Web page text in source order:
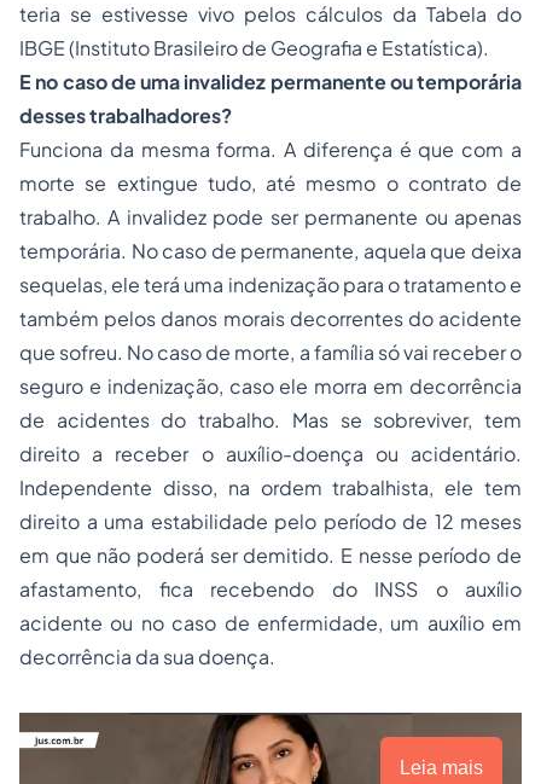
teria se estivesse vivo pelos cálculos da Tabela do
IBGE (Instituto Brasileiro de Geografia e Estatística).
E no caso de uma invalidez permanente ou temporária
desses trabalhadores?
Funciona da mesma forma. A diferença é que com a
morte se extingue tudo, até mesmo o contrato de
trabalho. A invalidez pode ser permanente ou apenas
temporária. No caso de permanente, aquela que deixa
sequelas, ele terá uma indenização para o tratamento e
também pelos danos morais decorrentes do acidente
que sofreu. No caso de morte, a família só vai receber o
seguro e indenização, caso ele morra em decorrência
de acidentes do trabalho. Mas se sobreviver, tem
direito a receber o auxílio-doença ou acidentário.
Independente disso, na ordem trabalhista, ele tem
direito a uma estabilidade pelo período de 12 meses
em que não poderá ser demitido. E nesse período de
afastamento, fica recebendo do INSS o auxílio
acidente ou no caso de enfermidade, um auxílio em
decorrência da sua doença.
Leia mais